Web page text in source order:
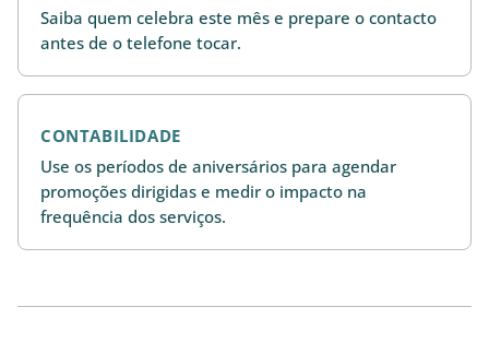
Saiba quem celebra este mês e prepare o contacto
antes de o telefone tocar.
CONTABILIDADE
Use os períodos de aniversários para agendar
promoções dirigidas e medir o impacto na
frequência dos serviços.